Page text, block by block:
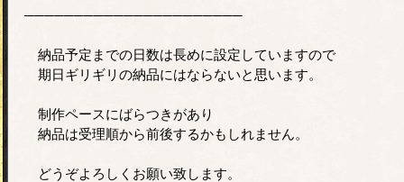
──────────────────────
納品予定までの日数は長めに設定していますので
期日ギリギリの納品にはならないと思います。
制作ペースにばらつきがあり
納品は受理順から前後するかもしれません。
どうぞよろしくお願い致します。